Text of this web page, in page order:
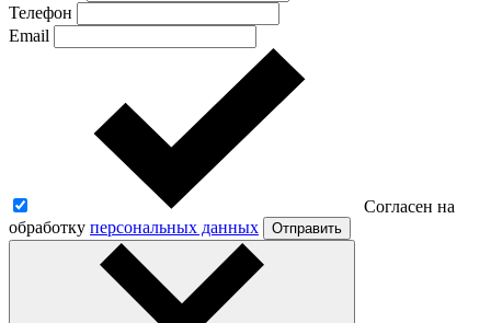
Телефон
Email
Согласен на
обработку персональных данных Отправить